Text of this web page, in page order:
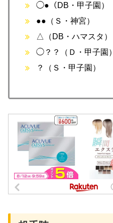
◯●（DB・甲子園）
●●（Ｓ・神宮）
△（DB・ハマスタ）
◯？？（Ｄ・甲子園）
？（Ｓ・甲子園）